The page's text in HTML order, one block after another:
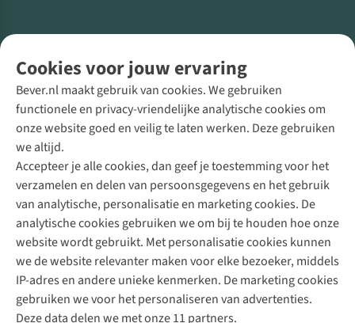
Cookies voor jouw ervaring
Bever.nl maakt gebruik van cookies. We gebruiken
functionele en privacy-vriendelijke analytische cookies om
onze website goed en veilig te laten werken. Deze gebruiken
we altijd.
Accepteer je alle cookies, dan geef je toestemming voor het
verzamelen en delen van persoonsgegevens en het gebruik
van analytische, personalisatie en marketing cookies. De
analytische cookies gebruiken we om bij te houden hoe onze
website wordt gebruikt. Met personalisatie cookies kunnen
we de website relevanter maken voor elke bezoeker, middels
IP-adres en andere unieke kenmerken. De marketing cookies
gebruiken we voor het personaliseren van advertenties.
Deze data delen we met onze 11 partners.
Direct advies van een Buitenexpert
+31 (0)85 888 50 88
+31 6 12 28 49 80
Contactformulier